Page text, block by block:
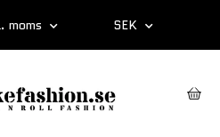
moms SEK